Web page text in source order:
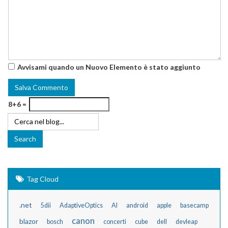
Avvisami quando un Nuovo Elemento è stato aggiunto
8+6 =
Tag Cloud
.net 5dii AdaptiveOptics AI android apple basecamp
blazor bosch canon concerti cube dell devleap